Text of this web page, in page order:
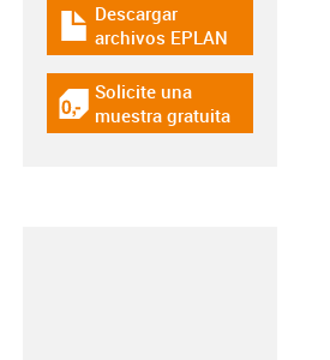
igus-icon-download-plan
Descargar
archivos EPLAN
igus-icon-gratismuster
Solicite una
muestra gratuita